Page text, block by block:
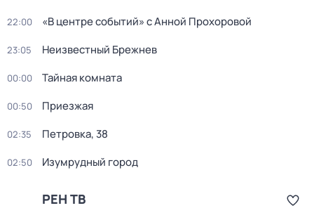
22:00 «В центре событий» с Анной Прохоровой
23:05 Неизвестный Брежнев
00:00 Тайная комната
00:50 Приезжая
02:35 Петровка, 38
02:50 Изумрудный город
РЕН ТВ